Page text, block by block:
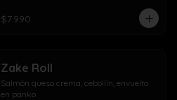
$7.990
Zake Roll
Salmón queso crema, cebollín, envuelto
en panko